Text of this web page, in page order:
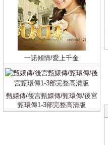
一諾傾情/愛上千金
甄嬛傳/後宮甄嬛傳/甄環傳/後宮
甄環傳1-3部完整高清版